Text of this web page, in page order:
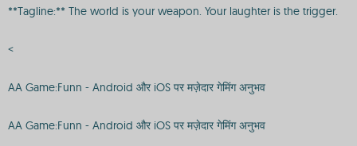
**Tagline:** The world is your weapon. Your laughter is the trigger.
<
AA Game:Funn - Android और iOS पर मज़ेदार गेमिंग अनुभव
AA Game:Funn - Android और iOS पर मज़ेदार गेमिंग अनुभव